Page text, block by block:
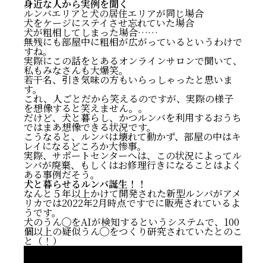
身近な人から実例を聞く
ルンバエリアと犬の居住エリアが同じ場合
犬をケージにステイさせ忘れていた場合
犬が粗相してしまった場合……
無残にも部屋中に粗相が広がっているというわけで
すね。
実際にこの話をとあるオンラインサロンで聞いて、
私もみなさんも大爆笑。
若干名、引き気味の方もいらっしゃったと思いま
す。
これ、人ごとだから笑えるのですが、実際の様子
を想像すると笑えません。。
だけど、犬と暮らし、かつルンバを利用するおうち
ではまあ想像できる状況です。
こうなると、ルンバは壊れて動かず、部屋の中はキ
レイになるどころか大惨事。
実際、サポートセンターへは、この状況によってル
ンバが廃棄、もしくはお修理行きになることはよく
ある事例だそう。
犬と暮らせるルンバ誕生！！
なんと５年以上かけて開発された新型ルンバがアメ
リカでは2022年2月時点ですでに販売されているよ
うです。
犬のうん◯をAIが検知するというシステムで、100
個以上の疑似うん◯をつくり研究されていたとのこ
と（！）